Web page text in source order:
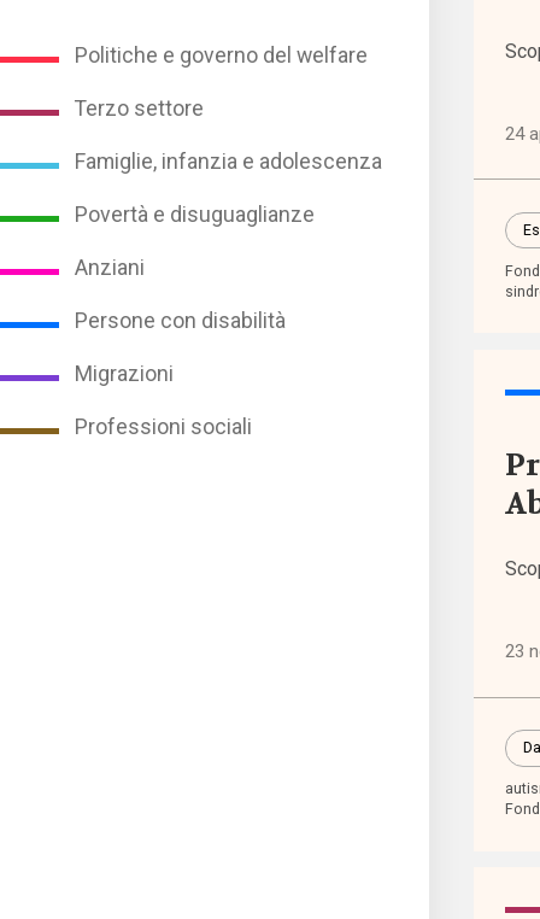
Politiche e governo del welfare
Terzo settore
Famiglie, infanzia e adolescenza
Povertà e disuguaglianze
Anziani
Persone con disabilità
Migrazioni
Professioni sociali
Punti
vista
Tutti
i tag
24
23